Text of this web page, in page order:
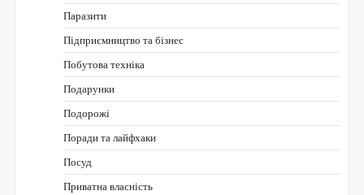
Паразити
Підприємництво та бізнес
Побутова техніка
Подарунки
Подорожі
Поради та лайфхаки
Посуд
Приватна власність